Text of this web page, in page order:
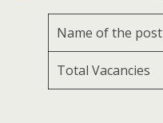
Name of the post
Total Vacancies